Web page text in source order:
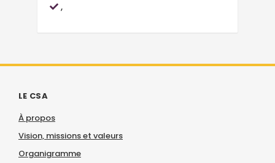
,
LE CSA
À propos
Vision, missions et valeurs
Organigramme